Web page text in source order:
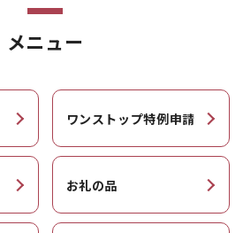
メニュー
ワンストップ特例申請
お礼の品